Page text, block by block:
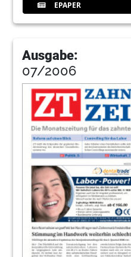
EPAPER
Ausgabe:
07/2006